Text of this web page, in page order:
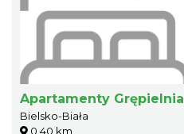
Apartamenty Grępielnia
Bielsko-Biała
0.40 km